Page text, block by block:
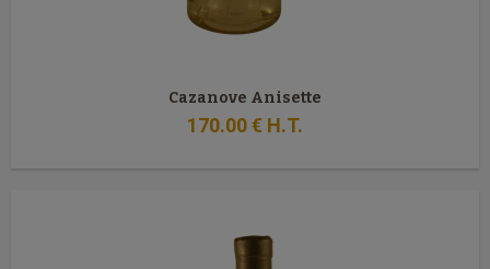
Cazanove Anisette
170.00€ H.T.